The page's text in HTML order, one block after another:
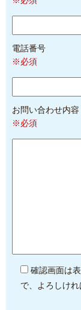
電話番号
※必須
お問い合わせ内
※必須
確認画面は
で、よろしけれ